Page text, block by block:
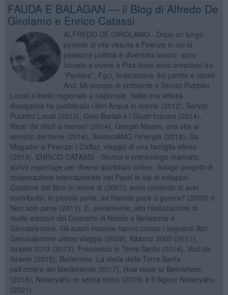
FAUDA E BALAGAN — il Blog di Alfredo De
Girolamo e Enrico Catassi
ALFREDO DE GIROLAMO - Dopo un lungo
periodo di vita vissuta a Firenze in cui la
passione politica è diventata lavoro, sono
tornato a vivere a Pisa dove sono cresciuto tra
“Pantere”, Fgci, federazione del partito e circoli
Arci. Mi occupo di ambiente e Servizi Pubblici
Locali a livello regionale e nazionale. Nella mia attività
divulgativa ho pubblicato i libri Acqua in mente (2012), Servizi
Pubblici Locali (2013), Gino Bartali e i Giusti toscani (2014),
Riusi: da rifiuti a risorse! (2014), Giorgio Nissim, una vita al
servizio del bene (2016), SosteniAMO l'energia (2018), Da
Mogador a Firenze: i Caffaz, viaggio di una famiglia ebrea
(2019). ENRICO CATASSI - Storico e criminologo mancato,
scrivo reportage per diversi quotidiani online. Svolgo progetti di
cooperazione internazionale nei Paesi in via di sviluppo.
Curatore del libro In nome di (2007), sono contento di aver
contribuito, in piccola parte, ad Hamas pace o guerra? (2005) e
Non solo pane (2011). E, ovviamente, alla realizzazione di
molte edizioni del Concerto di Natale a Betlemme e
Gerusalemme. Gli autori insieme hanno curato i seguenti libri:
Gerusalemme ultimo viaggio (2009), Kibbutz 3000 (2011),
Israele 2013 (2013), Francesco in Terra Santa (2014). Voci da
Israele (2015), Betlemme. La stella della Terra Santa
nell'ombra del Medioriente (2017), How close to Bethlehem
(2018), Netanyahu re senza trono (2019) e Il Signor Netanyahu
(2021).